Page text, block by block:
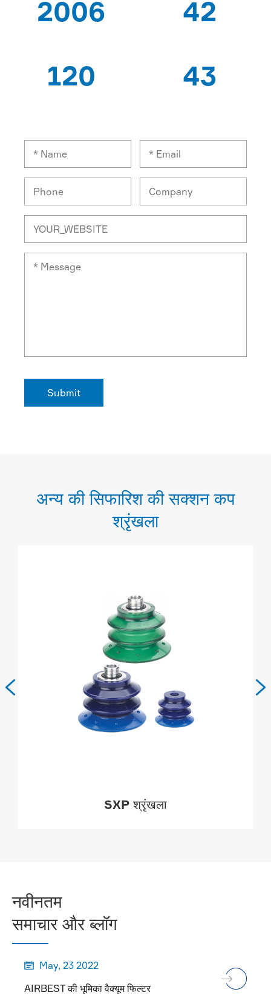
2006 42
120 43
अन्य की सिफारिश की सक्शन कप
श्रृंखला
SXP श्रृंखला
 
नवीनतम
समाचार और ब्लॉग

May, 23 2022
AIRBEST की भूमिका वैक्यूम फिल्टर